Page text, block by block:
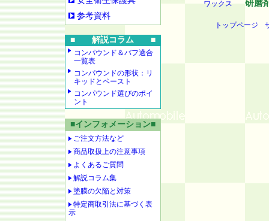
参考資料
■ 解説コラム ■
コンパウンド＆バフ適合
一覧表
コンパウンドの形状：リ
キッドとペースト
コンパウンド選びのポイ
ント
■インフォメーション■
ご注文方法など
商品取扱上の注意事項
よくあるご質問
解説コラム集
塗膜の欠陥と対策
特定商取引法に基づく表
示
ワックス 研磨
トップページ